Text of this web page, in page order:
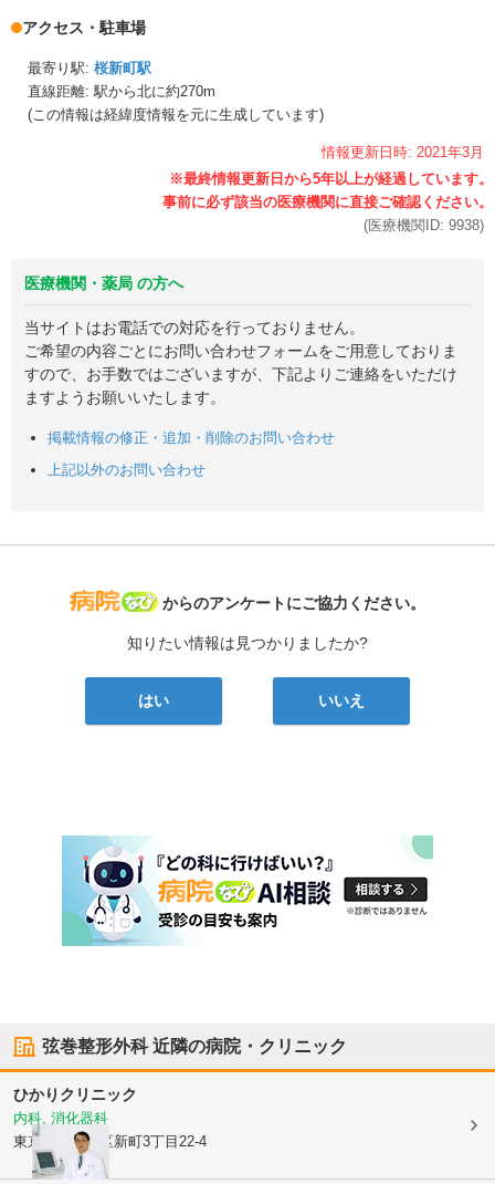
アクセス・駐車場
最寄り駅: 桜新町駅
直線距離: 駅から北に約270m
(この情報は経緯度情報を元に生成しています)
情報更新日時: 2021年3月
(医療機関ID: 9938)
医療機関・薬局 の方へ
当サイトはお電話での対応を行っておりません。
ご希望の内容ごとにお問い合わせフォームをご用意しておりま
すので、お手数ではございますが、下記よりご連絡をいただけ
ますようお願いいたします。
掲載情報の修正・追加・削除のお問い合わせ
上記以外のお問い合わせ
病院なび
からのアンケートにご協力ください。
知りたい情報は見つかりましたか?
はい いいえ
弦巻整形外科近隣の病院・クリニック
ひかりクリニック
内科, 消化器科
東京都世田谷区新町3丁目22-4